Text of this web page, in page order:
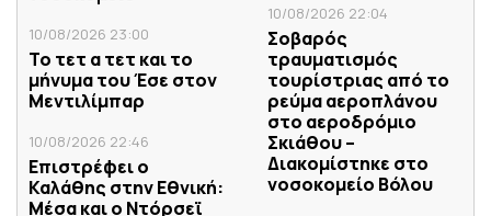
10/08/2026 23:00
Το τετ α τετ και το
μήνυμα του Έσε στον
Μεντιλίμπαρ
10/08/2026 22:46
Επιστρέφει ο
Καλάθης στην Εθνική:
Μέσα και ο Ντόρσεϊ
10/08/2026 22:04
Σοβαρός
τραυματισμός
τουρίστριας από το
ρεύμα αεροπλάνου
στο αεροδρόμιο
Σκιάθου –
Διακομίστηκε στο
νοσοκομείο Βόλου